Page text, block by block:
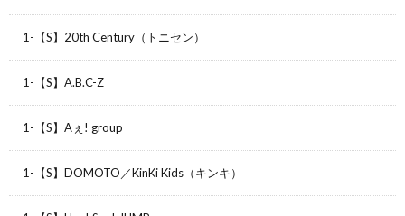
1-【S】20th Century（トニセン）
1-【S】A.B.C-Z
1-【S】Aぇ! group
1-【S】DOMOTO／KinKi Kids（キンキ）